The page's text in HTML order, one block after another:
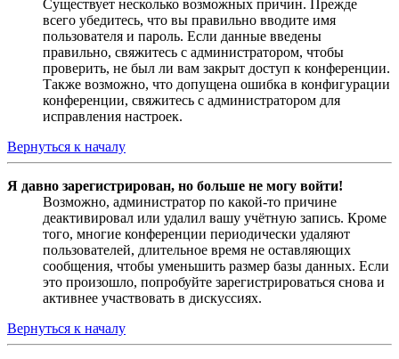
Существует несколько возможных причин. Прежде
всего убедитесь, что вы правильно вводите имя
пользователя и пароль. Если данные введены
правильно, свяжитесь с администратором, чтобы
проверить, не был ли вам закрыт доступ к конференции.
Также возможно, что допущена ошибка в конфигурации
конференции, свяжитесь с администратором для
исправления настроек.
Вернуться к началу
Я давно зарегистрирован, но больше не могу войти!
Возможно, администратор по какой-то причине
деактивировал или удалил вашу учётную запись. Кроме
того, многие конференции периодически удаляют
пользователей, длительное время не оставляющих
сообщения, чтобы уменьшить размер базы данных. Если
это произошло, попробуйте зарегистрироваться снова и
активнее участвовать в дискуссиях.
Вернуться к началу